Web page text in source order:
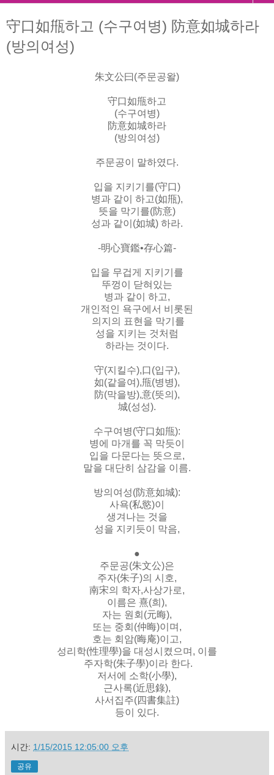
守口如甁하고 (수구여병) 防意如城하라
(방의여성)
朱文公曰(주문공왈)
守口如甁하고
(수구여병)
防意如城하라
(방의여성)
주문공이 말하였다.
입을 지키기를(守口)
병과 같이 하고(如甁),
뜻을 막기를(防意)
성과 같이(如城) 하라.
-明心寶鑑•存心篇-
입을 무겁게 지키기를
뚜껑이 닫혀있는
병과 같이 하고,
개인적인 욕구에서 비롯된
의지의 표현을 막기를
성을 지키는 것처럼
하라는 것이다.
守(지킬수),口(입구),
如(같을여),甁(병병),
防(막을방),意(뜻의),
城(성성).
수구여병(守口如甁):
병에 마개를 꼭 막듯이
입을 다문다는 뜻으로,
말을 대단히 삼감을 이름.
방의여성(防意如城):
사욕(私慾)이
생겨나는 것을
성을 지키듯이 막음,
●
주문공(朱文公)은
주자(朱子)의 시호,
南宋의 학자,사상가로,
이름은 熹(희),
자는 원회(元晦),
또는 중회(仲晦)이며,
호는 회암(晦庵)이고,
성리학(性理學)을 대성시켰으며, 이를
주자학(朱子學)이라 한다.
저서에 소학(小學),
근사록(近思錄),
사서집주(四書集註)
등이 있다.
시간: 1/15/2015 12:05:00 오후
공유